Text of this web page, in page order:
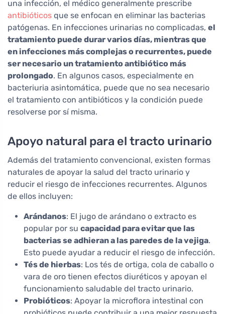
una infección, el médico generalmente prescribe
antibióticos que se enfocan en eliminar las bacterias
patógenas. En infecciones urinarias no complicadas, el
tratamiento puede durar varios días, mientras que
en infecciones más complejas o recurrentes, puede
ser necesario un tratamiento antibiótico más
prolongado. En algunos casos, especialmente en
bacteriuria asintomática, puede que no sea necesario
el tratamiento con antibióticos y la condición puede
resolverse por sí misma.
Apoyo natural para el tracto urinario
Además del tratamiento convencional, existen formas
naturales de apoyar la salud del tracto urinario y
reducir el riesgo de infecciones recurrentes. Algunos
de ellos incluyen:
Arándanos: El jugo de arándano o extracto es
popular por su capacidad para evitar que las
bacterias se adhieran a las paredes de la vejiga.
Esto puede ayudar a reducir el riesgo de infección.
Tés de hierbas: Los tés de ortiga, cola de caballo o
vara de oro tienen efectos diuréticos y apoyan el
funcionamiento saludable del tracto urinario.
Probióticos: Apoyar la microflora intestinal con